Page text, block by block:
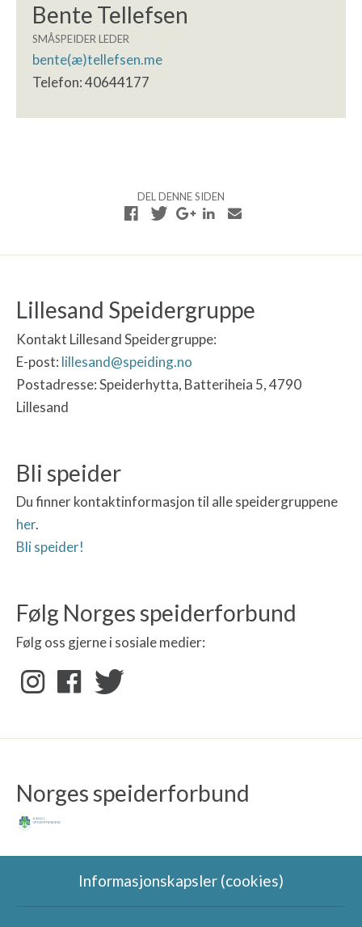
Bente Tellefsen
SMÅSPEIDER LEDER
bente(æ)tellefsen.me
Telefon: 40644177
DEL DENNE SIDEN
Lillesand Speidergruppe
Kontakt Lillesand Speidergruppe:
E-post: lillesand@speiding.no
Postadresse: Speiderhytta, Batteriheia 5, 4790
Lillesand
Bli speider
Du finner kontaktinformasjon til alle speidergruppene
her.
Bli speider!
Følg Norges speiderforbund
Følg oss gjerne i sosiale medier:
Norges speiderforbund
Informasjonskapsler (cookies)